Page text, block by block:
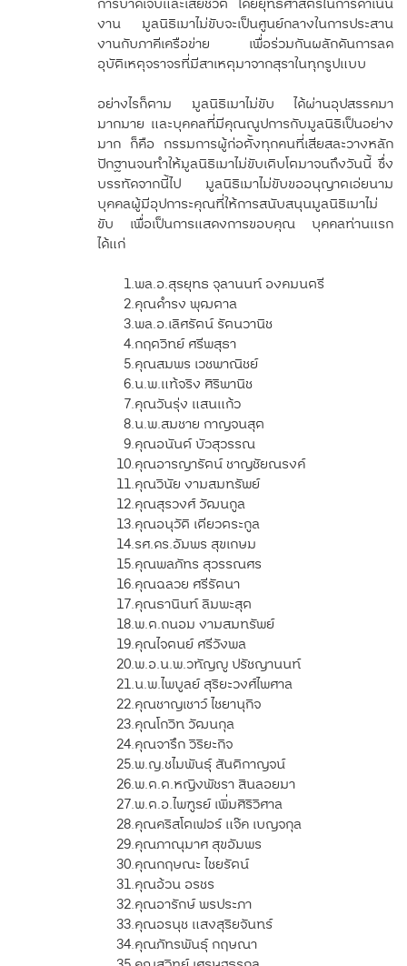
งาน มูลนิธิเมาไม่ขับจะเป็นศูนย์กลางในการประสาน
งานกับภาคีเครือข่าย เพื่อร่วมกันผลักดันการลด
อุบัติเหตุจราจรที่มีสาเหตุมาจากสุราในทุกรูปแบบ
อย่างไรก็ตาม มูลนิธิเมาไม่ขับ ได้ผ่านอุปสรรคมา
มากมาย และบุคคลที่มีคุณณูปการกับมูลนิธิเป็นอย่าง
มาก ก็คือ กรรมการผู้ก่อตั้งทุกคนที่เสียสละวางหลัก
ปักฐานจนทำให้มูลนิธิเมาไม่ขับเติบโตมาจนถึงวันนี้ ซึ่ง
บรรทัดจากนี้ไป มูลนิธิเมาไม่ขับขออนุญาตเอ่ยนาม
บุคคลผู้มีอุปการะคุณที่ให้การสนับสนุนมูลนิธิเมาไม่
ขับ เพื่อเป็นการแสดงการขอบคุณ บุคคลท่านแรก
ได้แก่
1.พล.อ.สุรยุทธ จุลานนท์ องคมนตรี
2.คุณดำรง พุฒตาล
3.พล.อ.เลิศรัตน์ รัตนวานิช
4.กฤตวิทย์ ศรีพสุธา
5.คุณสมพร เวชพาณิชย์
6.น.พ.แท้จริง ศิริพานิช
7.คุณวันรุ่ง แสนแก้ว
8.น.พ.สมชาย กาญจนสุต
9.คุณอนันต์ บัวสุวรรณ
10.คุณอารญารัตน์ ชาญชัยณรงค์
11.คุณวินัย งามสมทรัพย์
12.คุณสุรวงศ์ วัฒนกูล
13.คุณอนุวัติ เตียวตระกูล
14.รศ.ดร.อัมพร สุขเกษม
15.คุณพลภัทร สุวรรณศร
16.คุณฉลวย ศรีรัตนา
17.คุณธานินท์ ลิมพะสุต
18.พ.ต.ถนอม งามสมทรัพย์
19.คุณไจตนย์ ศรีวังพล
20.พ.อ.น.พ.วทัญญู ปรัชญานนท์
21.น.พ.ไพบูลย์ สุริยะวงศ์ไพศาล
22.คุณชาญเชาว์ ไชยานุกิจ
23.คุณโกวิท วัฒนกุล
24.คุณจารึก วิริยะกิจ
25.พ.ญ.ชไมพันธุ์ สันติกาญจน์
26.พ.ต.ต.หญิงพัชรา สินลอยมา
27.พ.ต.อ.ไพฑูรย์ เพิ่มศิริวิศาล
28.คุณคริสโตเฟอร์ แจ๊ค เบญจกุล
29.คุณภาณุมาศ สุขอัมพร
30.คุณกฤษณะ ไชยรัตน์
31.คุณอ้วน อรชร
32.คุณอารักษ์ พรประภา
33.คุณอรนุช แสงสุริยจันทร์
34.คุณภัทรพันธุ์ กฤษณา